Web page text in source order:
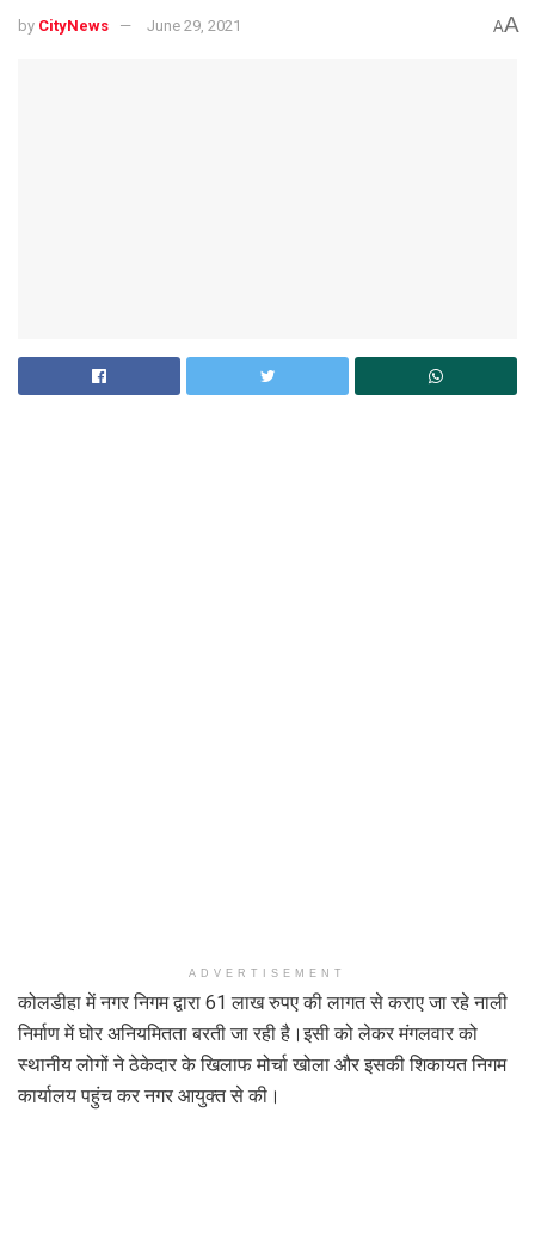
by CityNews June 29, 2021 AA
ADVERTISEMENT
कोलडीहा में नगर निगम द्वारा 61 लाख रुपए की लागत से कराए जा रहे नाली
निर्माण में घोर अनियमितता बरती जा रही है।इसी को लेकर मंगलवार को
स्थानीय लोगों ने ठेकेदार के खिलाफ मोर्चा खोला और इसकी शिकायत निगम
कार्यालय पहुंच कर नगर आयुक्त से की।